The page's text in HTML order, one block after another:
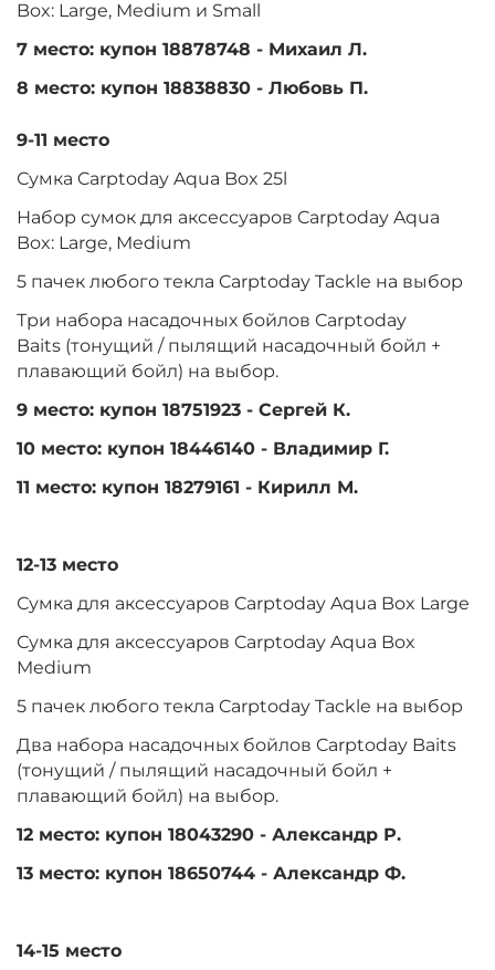
Box: Large, Medium и Small
7 место: купон 18878748 - Михаил Л.
8 место: купон 18838830 - Любовь П.
9-11 место
Сумка Carptoday Aqua Box 25l
Набор сумок для аксессуаров Carptoday Aqua
Box: Large, Medium
5 пачек любого текла Carptoday Tackle на выбор
Три набора насадочных бойлов Carptoday
Baits (тонущий / пылящий насадочный бойл +
плавающий бойл) на выбор.
9 место: купон 18751923 - Сергей К.
10 место: купон 18446140 - Владимир Г.
11 место: купон 18279161 - Кирилл М.
12-13 место
Сумка для аксессуаров Carptoday Aqua Box Large
Сумка для аксессуаров Carptoday Aqua Box
Medium
5 пачек любого текла Carptoday Tackle на выбор
Два набора насадочных бойлов Carptoday Baits
(тонущий / пылящий насадочный бойл +
плавающий бойл) на выбор.
12 место: купон 18043290 - Александр Р.
13 место: купон 18650744 - Александр Ф.
14-15 место